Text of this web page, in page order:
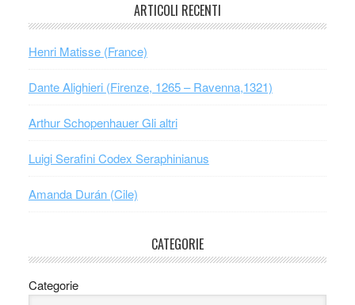
ARTICOLI RECENTI
Henri Matisse (France)
Dante Alighieri (Firenze, 1265 – Ravenna,1321)
Arthur Schopenhauer Gli altri
Luigi Serafini Codex Seraphinianus
Amanda Durán (Cile)
CATEGORIE
Categorie